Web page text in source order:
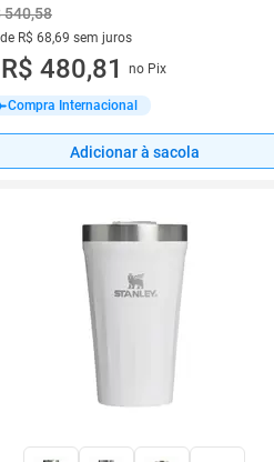
540,58
R$ 68,69 sem juros
de R$ 68,69 sem juros
R$ 480,81 no Pix
Compra Internacional
Adicionar à sacola